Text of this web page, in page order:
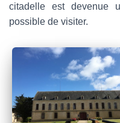
citadelle est devenue
possible de visiter.